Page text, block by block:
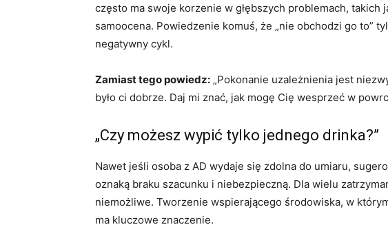
często ma swoje korzenie w głębszych problemach, takich
samoocena. Powiedzenie komuś, że „nie obchodzi go to”
negatywny cykl.
Zamiast tego powiedz: „Pokonanie uzależnienia jest
było ci dobrze. Daj mi znać, jak mogę Cię wesprzeć w
„Czy możesz wypić tylko jednego drinka?”
Nawet jeśli osoba z AD wydaje się zdolna do umiaru,
oznaką braku szacunku i niebezpieczną. Dla wielu
niemożliwe. Tworzenie wspierającego środowiska, w
ma kluczowe znaczenie.